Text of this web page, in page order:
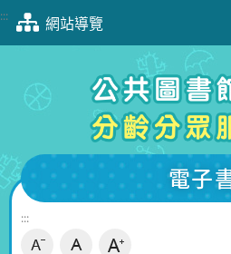
跳
塊
::: 網站導覽
電子
:::